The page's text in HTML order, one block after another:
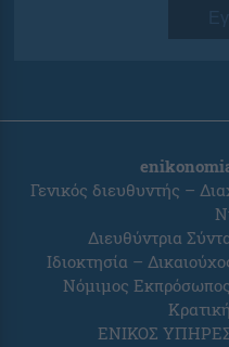
Γενικός διευθυντής –
Διευθύντρια
Ιδιοκτησία –
Νόμιμος
ΕΝΙΚΟΣ